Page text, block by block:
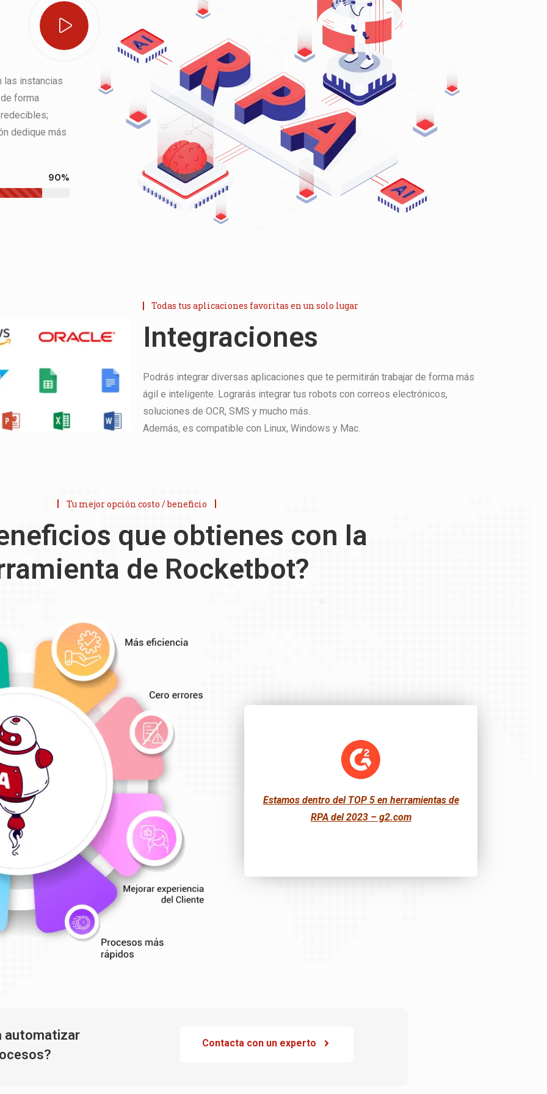
las instancias
forma
dedique más
90%
Todas tus aplicaciones favoritas en un solo lugar
Integraciones
Podrás integrar diversas aplicaciones que te permitirán trabajar de forma más
ágil e inteligente. Lograrás integrar tus robots con correos electrónicos,
soluciones de OCR, SMS y mucho más.
Además, es compatible con Linux, Windows y Mac.
Tu mejor opción costo / beneficio
que obtienes con la
de Rocketbot?
Estamos dentro del TOP 5 en herramientas de
RPA del 2023 – g2.com
automatizar
Contacta con un experto